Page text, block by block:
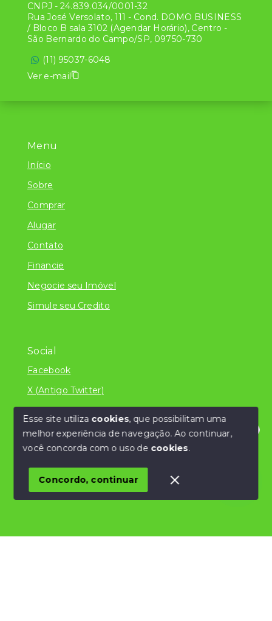
Olá! Estamos disponíveis para te ajudar.
Menu
Início
Sobre
Comprar
Alugar
Contato
Financie
Negocie seu Imóvel
Simule seu Credito
Social
Facebook
X (Antigo Twitter)
© Copyright 2026 - Literatura Imóveis Ltda - ME
/CNPJ 24.839.034/0001-32 - Todos os direitos
SITE PARA IMOBILIARIA
CNPJ - 24.839.034/0001-32
Rua José Versolato, 111 - Cond. DOMO BUSINESS
/ Bloco B sala 3102 (Agendar Horário), Centro -
São Bernardo do Campo/SP, 09750-730
(11) 95037-6048
Ver e-mail
Esse site utiliza cookies, que possibilitam uma
melhor experiência de navegação.Ao continuar,
você concorda com o uso de cookies.
Concordo, continuar